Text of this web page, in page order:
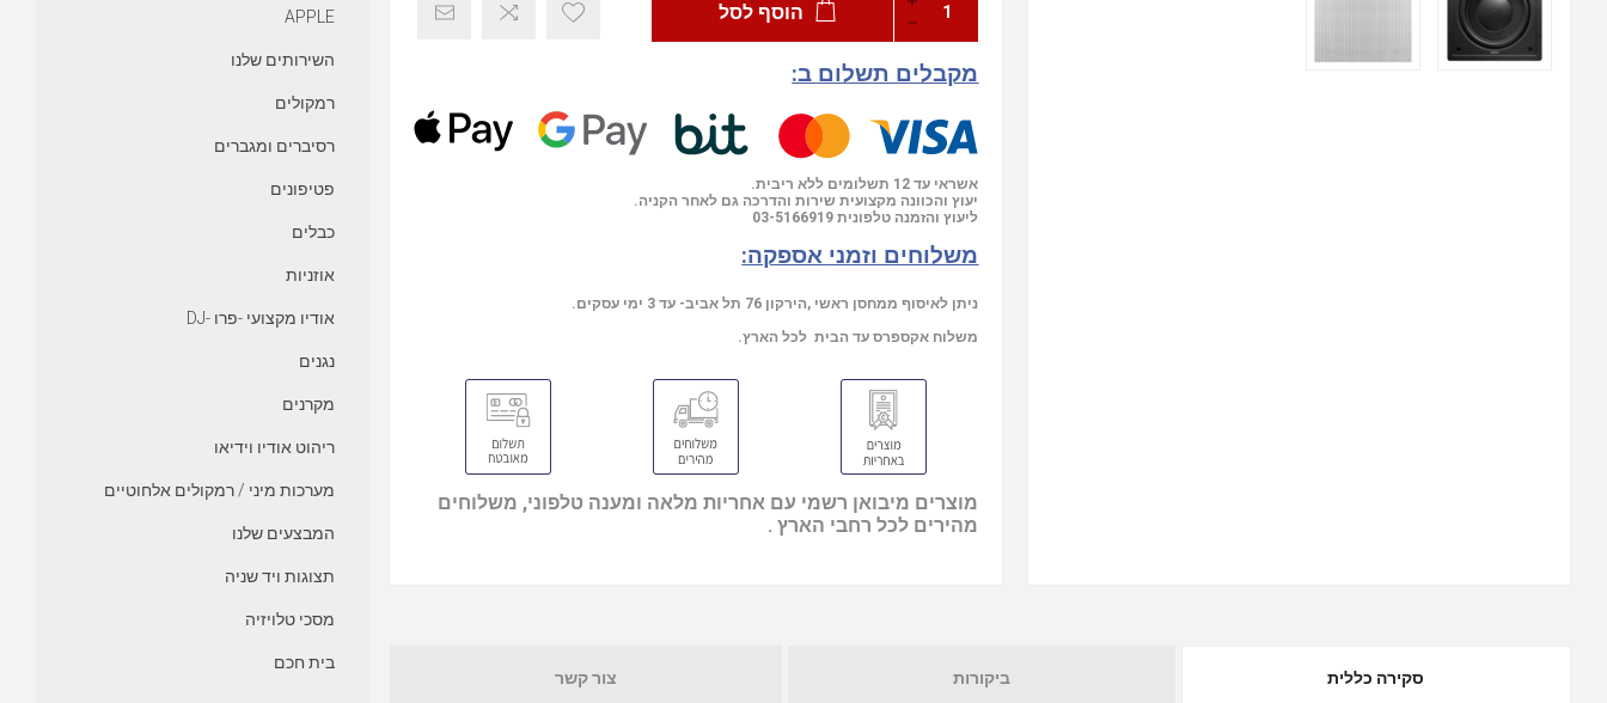
הוסף לסל
מקבלים תשלום ב:
אשראי עד 12 תשלומים ללא ריבית.
יעוץ והכוונה מקצועית שירות והדרכה גם לאחר הקניה.
ליעוץ והזמנה טלפונית 03-5166919
משלוחים וזמני אספקה:
ניתן לאיסוף ממחסן ראשי ,הירקון 76 תל אביב- עד 3 ימי עסקים.
משלוח אקספרס עד הבית לכל הארץ.
מוצרים מיבואן רשמי עם אחריות מלאה ומענה טלפוני, משלוחים
מהירים לכל רחבי הארץ .
סקירה כללית ביקורות צור קשר
APPLE
השירותים שלנו
רמקולים
רסיברים ומגברים
פטיפונים
כבלים
אוזניות
אודיו מקצועי -פרו -DJ
נגנים
מקרנים
ריהוט אודיו וידיאו
מערכות מיני / רמקולים אלחוטיים
המבצעים שלנו
תצוגות ויד שניה
מסכי טלויזיה
בית חכם